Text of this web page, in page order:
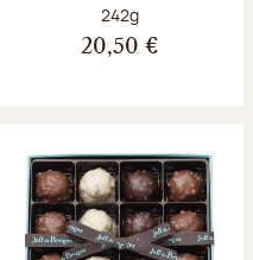
Poids net :
242g
20,50 €